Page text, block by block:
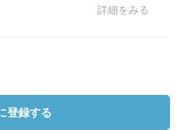
詳細をみる
登録する